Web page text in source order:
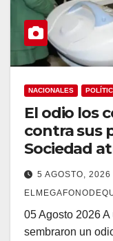
NACIONALES
El odio los
contra sus
Sociedad
5 AGOSTO, 2026
05 Agosto 2026
sembraron un